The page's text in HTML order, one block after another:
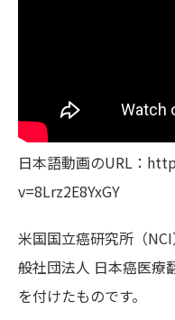
日本語動画のURL：
v=8Lrz2E8YxGY
米国国立癌研究所（
般社団法人 日本癌医療
を付けたものです。